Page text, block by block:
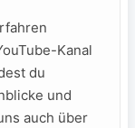
Kanal
du
und
auch über